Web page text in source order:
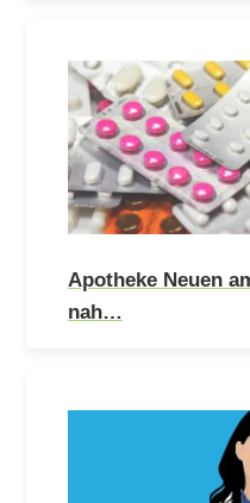
Apotheke Neuen
nah…